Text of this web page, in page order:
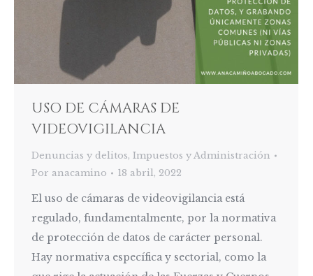
USO DE CÁMARAS DE
VIDEOVIGILANCIA
Denuncias y delitos, Impuestos y Administración
Por anacamino 18 abril, 2022
El uso de cámaras de videovigilancia está
regulado, fundamentalmente, por la normativa
de protección de datos de carácter personal.
Hay normativa específica y sectorial, como la